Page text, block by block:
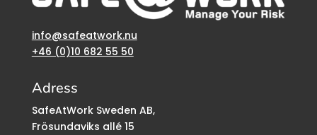
info@safeatwork.nu
+46 (0)10 682 55 50
Adress
SafeAtWork Sweden AB,
Frösundaviks allé 15